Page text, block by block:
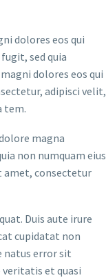
dolores eos qui
sed quia
dolores eos qui
adipisci velit,
tem.
magna
non numquam eius
amet, consectetur
Duis aute irure
cupidatat non
natus error sit
et quasi